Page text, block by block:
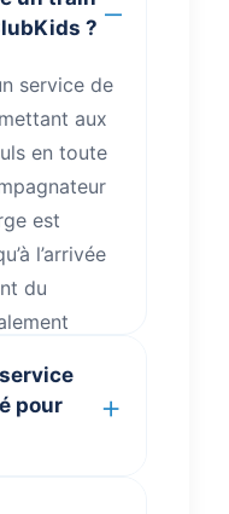
?
service de
aux
en toute
est
l’arrivée
du
pour